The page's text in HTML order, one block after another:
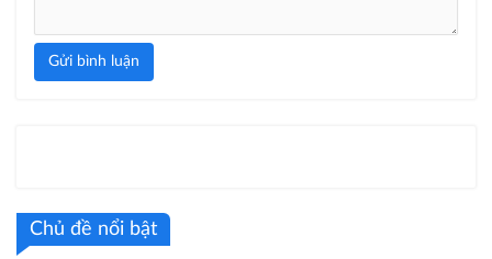
Gửi bình luận
Chủ đề nổi bật